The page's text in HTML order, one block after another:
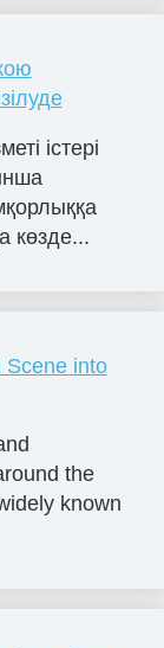
істері
көзде...
Scene into
the
known